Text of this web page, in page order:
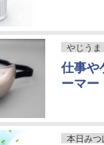
やじうま
仕事や
ーマー
本日みつ